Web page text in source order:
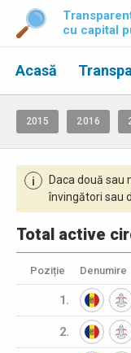
cu capital
Acasă
2015 2016
i
Daca două
învingători sau
Total active
Poziție Denumire
1.
2.